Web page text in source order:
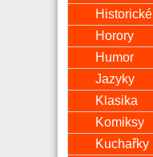
Historické
Horory
Humor
Jazyky
Klasika
Komiksy
Kuchařky